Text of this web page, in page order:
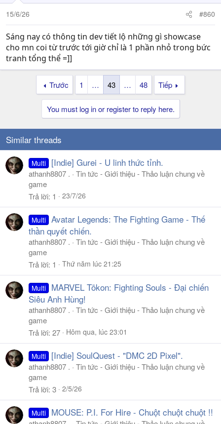
15/6/26 #860
Sáng nay có thông tin dev tiết lộ những gì showcase
cho mn coi từ trước tới giờ chỉ là 1 phần nhỏ trong bức
tranh tổng thể =]]
Trước 1 … 43 … 48 Tiếp
You must log in or register to reply here.
Similar threads
Multi [Indie] Gurei - U linh thức tỉnh.
athanh8807 .
Tin tức - Giới thiệu - Thảo luận chung về
game
Trả lời 1 23/7/26
Multi Avatar Legends: The Fighting Game - Thế
thần quyết chiến.
athanh8807 .
Tin tức - Giới thiệu - Thảo luận chung về
game
Trả lời 1 Thứ năm lúc 21:25
Multi
MARVEL Tōkon: Fighting Souls - Đại chiến
Siêu Anh Hùng!
athanh8807 .
Tin tức - Giới thiệu - Thảo luận chung về
game
Trả lời 27 Hôm qua, lúc 23:01
Multi [Indie] SoulQuest - "DMC 2D Pixel".
athanh8807 .
Tin tức - Giới thiệu - Thảo luận chung về
game
Trả lời 3 2/5/26
Multi MOUSE: P.I. For Hire - Chuột chuột chuột !!